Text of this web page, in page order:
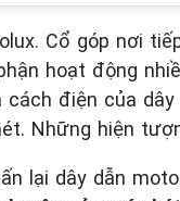
Cổ góp nơi
hoạt động
điện của
Những hiện
lại dây dẫn